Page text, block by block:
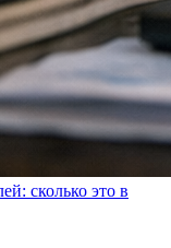
сколько это в